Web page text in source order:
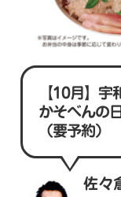
【10月】
かそべんの
（要予約）
佐々